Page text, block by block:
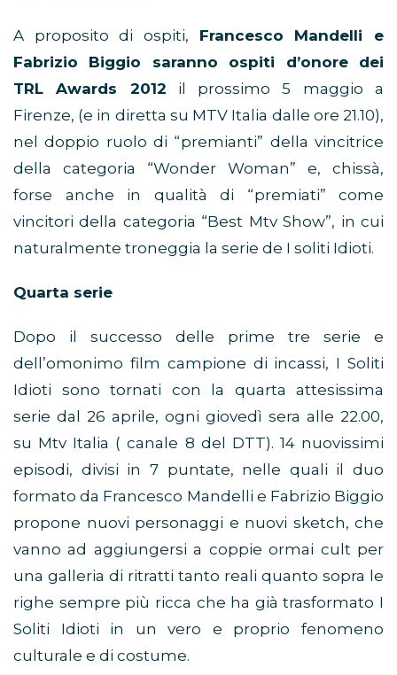
A proposito di ospiti, Francesco Mandelli e
Fabrizio Biggio saranno ospiti d’onore dei
TRL Awards 2012 il prossimo 5 maggio a
Firenze, (e in diretta su MTV Italia dalle ore 21.10),
nel doppio ruolo di “premianti” della vincitrice
della categoria “Wonder Woman” e, chissà,
forse anche in qualità di “premiati” come
vincitori della categoria “Best Mtv Show”, in cui
naturalmente troneggia la serie de I soliti Idioti.
Quarta serie
Dopo il successo delle prime tre serie e
dell’omonimo film campione di incassi, I Soliti
Idioti sono tornati con la quarta attesissima
serie dal 26 aprile, ogni giovedì sera alle 22.00,
su Mtv Italia ( canale 8 del DTT). 14 nuovissimi
episodi, divisi in 7 puntate, nelle quali il duo
formato da Francesco Mandelli e Fabrizio Biggio
propone nuovi personaggi e nuovi sketch, che
vanno ad aggiungersi a coppie ormai cult per
una galleria di ritratti tanto reali quanto sopra le
righe sempre più ricca che ha già trasformato I
Soliti Idioti in un vero e proprio fenomeno
culturale e di costume.